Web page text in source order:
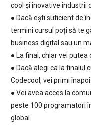
cool și inovative industrii
● Dacă ești suficient de
termini cursul poți să te
business digital sau un
● La final, chiar vei
● Dacă alegi ca la finalul
Codecool, vei primi
● Vei avea acces la
peste 100 programatori
global.